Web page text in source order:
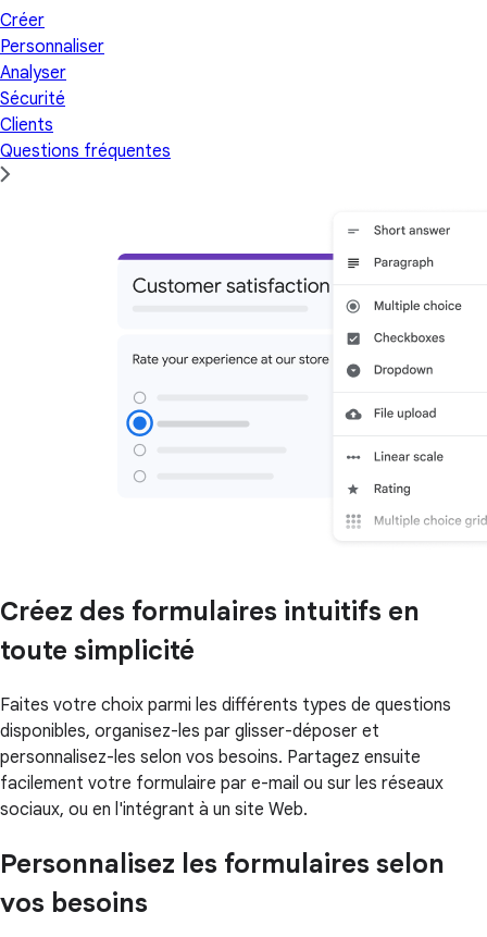
Créer
Personnaliser
Analyser
Sécurité
Clients
Questions fréquentes
Créez des formulaires intuitifs en
toute simplicité
Faites votre choix parmi les différents types de questions
disponibles, organisez-les par glisser-déposer et
personnalisez-les selon vos besoins. Partagez ensuite
facilement votre formulaire par e-mail ou sur les réseaux
sociaux, ou en l'intégrant à un site Web.
Personnalisez les formulaires selon
vos besoins